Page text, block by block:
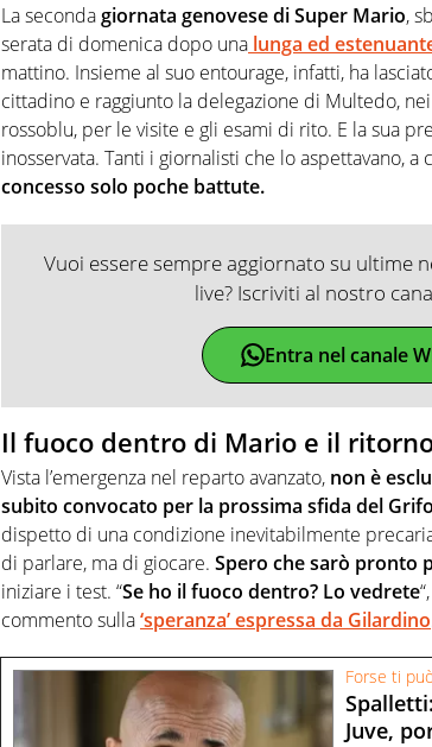
La secondagiornata genovese di Super Mario,
serata di domenica dopo una lunga ed
mattino. Insieme al suo entourage, infatti, ha
cittadino e raggiunto la delegazione di Multedo,
rossoblu, per le visite e gli esami di rito. E la sua
inosservata. Tanti i giornalisti che lo aspettavano, a
concesso solo poche battute.
Vuoi essere sempre aggiornato su ultime
live? Iscriviti al nostro
Entra nel canale
Il fuoco dentro di Mario e il
Vista l’emergenza nel reparto avanzato, non è
subito convocato per la prossima sfida del
dispetto di una condizione inevitabilmente
di parlare, ma di giocare. Spero che sarò pronto
iniziare i test. “Se ho il fuoco dentro? Lo vedrete
commento sulla‘speranza’ espressa da Gilardino
Forse ti
Juve,